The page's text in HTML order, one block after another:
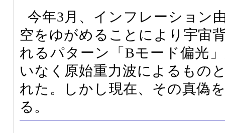
今年3月、インフレーション
空をゆがめることにより宇宙
れるパターン「Bモード偏光
いなく原始重力波によるもの
れた。しかし現在、その真偽
る。